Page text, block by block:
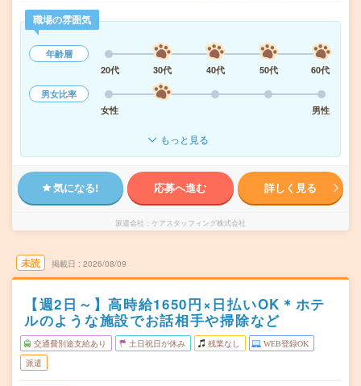
職場の雰囲気
年齢層
20代
30代 40代 50代
60代
男女比率
女性
男性
もっと見る
気になる! 応募へ進む 詳しく見る
派遣会社 ケアスタッフィング株式会社
未読 掲載日 2026/08/09
【週2日～】高時給1650円×日払いOK＊ホテ
ルのような施設でお話相手や掃除など
交通費別途支給あり 土日祝日が休み 残業なし WEB登録OK
派遣